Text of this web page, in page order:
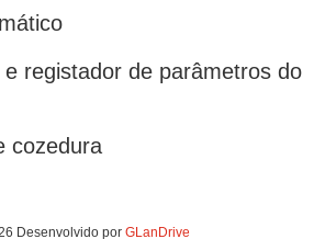
registador de parâmetros do
cozedura
Desenvolvido por GLanDrive